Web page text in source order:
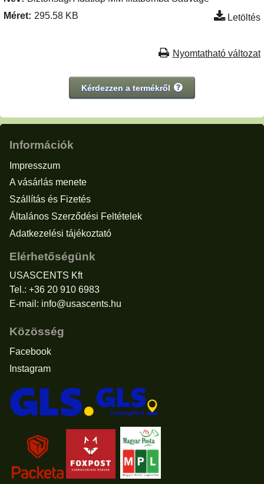
Méret: 295.58 KB Letöltés
Nyomtatható változat
Kérdezzen a termékről
Információk
Impresszum
A vásárlás menete
Szállítás és Fizetés
Általános Szerződési Feltételek
Adatkezelési tájékoztató
Elérhetőségünk
USASCENTS Kft
Tel.: +36 20 910 6983
E-mail: info@usascents.hu
Közösség
Facebook
Instagram